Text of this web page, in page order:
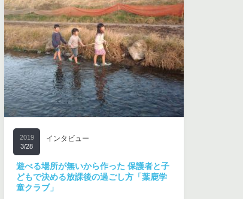
2019
3/28
インタビュー
遊べる場所が無いから作った 保護者と子
どもで決める放課後の過ごし方「葉鹿学
童クラブ」